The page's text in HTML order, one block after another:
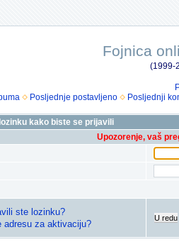
Fojnica
(1999-
Posljednje postavljeno Posljednji
kako biste se prijavili
Upozorenje, vaš
ste lozinku?
adresu za aktivaciju?
U redu